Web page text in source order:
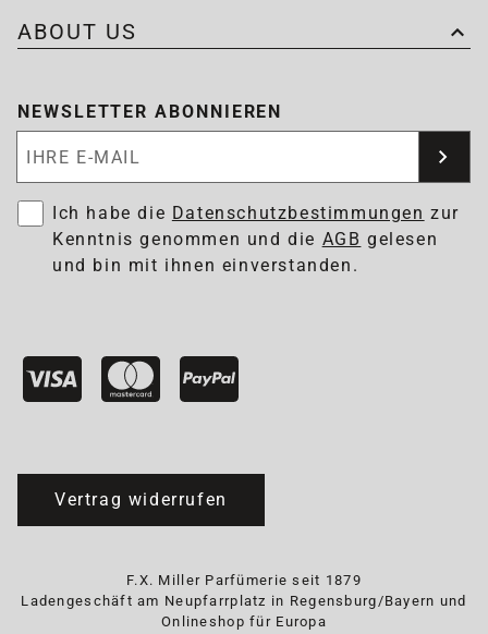
ABOUT US
NEWSLETTER ABONNIEREN
Ich habe die Datenschutzbestimmungen zur
Kenntnis genommen und die AGB gelesen
und bin mit ihnen einverstanden.
Vertrag widerrufen
F.X. Miller Parfümerie seit 1879
Ladengeschäft am Neupfarrplatz in Regensburg/Bayern und
Onlineshop für Europa